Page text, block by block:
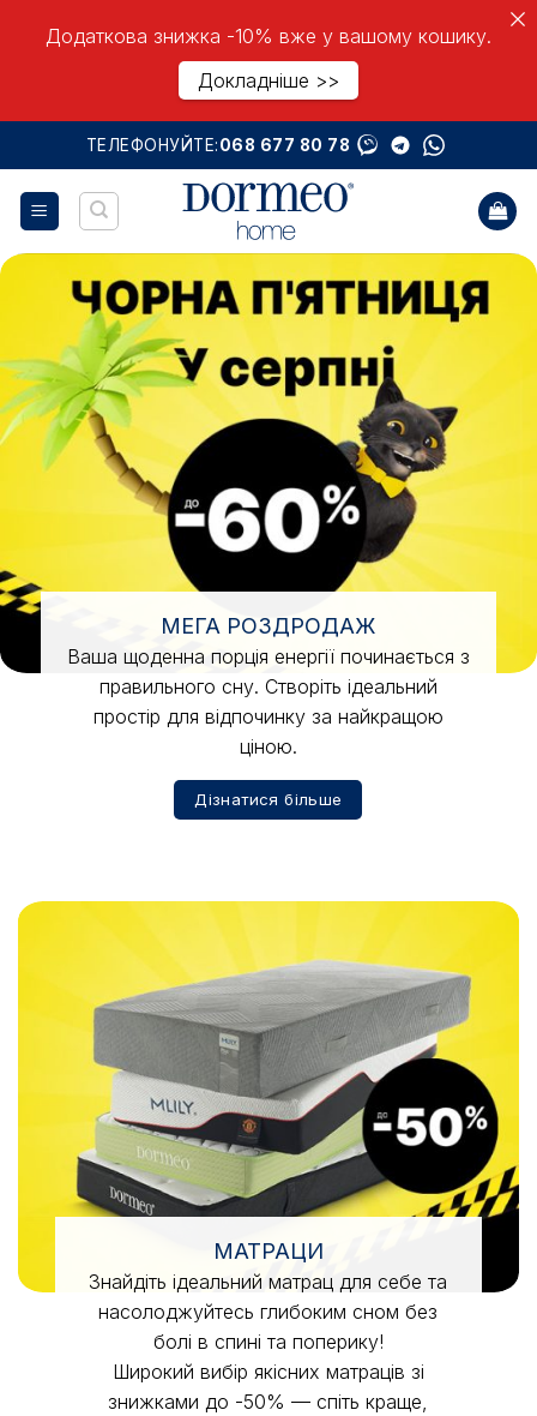
Додаткова знижка -10% вже у вашому кошику.
Докладніше >>
to
content
ТЕЛЕФОНУЙТЕ:068 677 80 78
МЕГА РОЗДРОДАЖ
Ваша щоденна порція енергії починається з
правильного сну. Створіть ідеальний
простір для відпочинку за найкращою
ціною.
Дізнатися більше
МАТРАЦИ
Знайдіть ідеальний матрац для себе та
насолоджуйтесь глибоким сном без
болі в спині та поперику!
Широкий вибір якісних матраців зі
знижками до -50% — спіть краще,